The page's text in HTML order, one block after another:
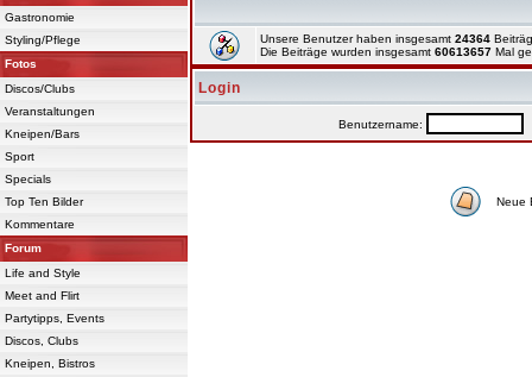
Gastronomie
Styling/Pflege
Fotos
Discos/Clubs
Veranstaltungen
Kneipen/Bars
Sport
Specials
Top Ten Bilder
Kommentare
Forum
Life and Style
Meet and Flirt
Partytipps, Events
Discos, Clubs
Kneipen, Bistros
Unsere Benutzer haben insgesamt 24364
Die Beiträge wurden insgesamt 60613657 Mal
Login
Benutzername:
Neue